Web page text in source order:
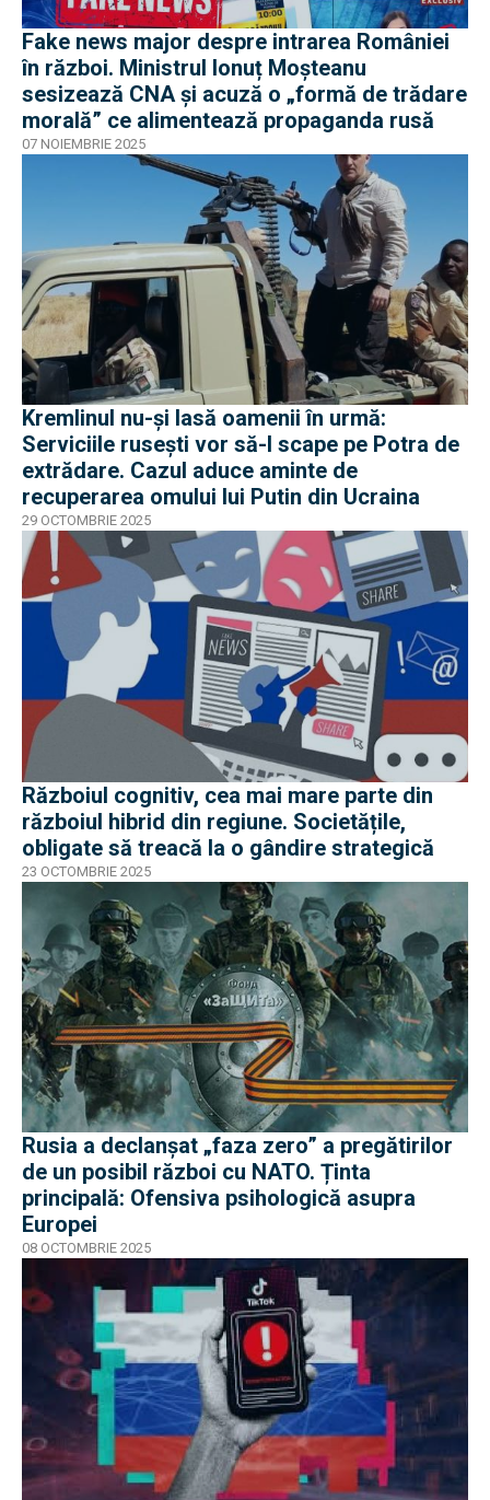
Fake news major despre intrarea României
în război. Ministrul Ionuț Moșteanu
sesizează CNA și acuză o „formă de trădare
morală” ce alimentează propaganda rusă
07 NOIEMBRIE 2025
Kremlinul nu-și lasă oamenii în urmă:
Serviciile rusești vor să-l scape pe Potra de
extrădare. Cazul aduce aminte de
recuperarea omului lui Putin din Ucraina
29 OCTOMBRIE 2025
Războiul cognitiv, cea mai mare parte din
războiul hibrid din regiune. Societățile,
obligate să treacă la o gândire strategică
23 OCTOMBRIE 2025
Rusia a declanșat „faza zero” a pregătirilor
de un posibil război cu NATO. Ținta
principală: Ofensiva psihologică asupra
Europei
08 OCTOMBRIE 2025